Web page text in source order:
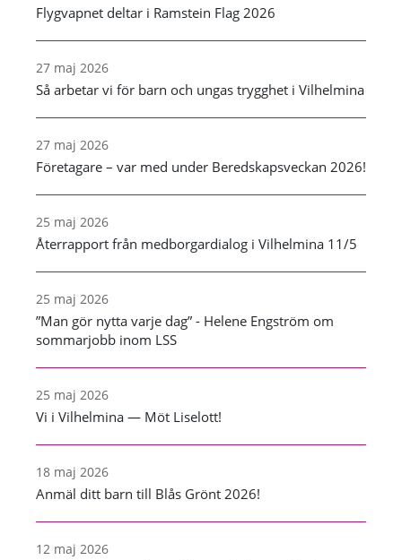
Flygvapnet deltar i Ramstein Flag 2026
27 maj 2026
Så arbetar vi för barn och ungas trygghet i Vilhelmina
27 maj 2026
Företagare – var med under Beredskapsveckan 2026!
25 maj 2026
Återrapport från medborgardialog i Vilhelmina 11/5
25 maj 2026
”Man gör nytta varje dag” - Helene Engström om
sommarjobb inom LSS
25 maj 2026
Vi i Vilhelmina — Möt Liselott!
18 maj 2026
Anmäl ditt barn till Blås Grönt 2026!
12 maj 2026